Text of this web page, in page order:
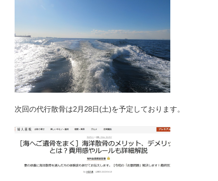
次回の代行散骨は2月28日(土)を予定しております。